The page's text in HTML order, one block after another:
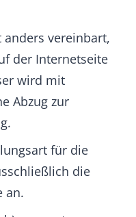
uns
das
mit Ihnen
vereinbart;
dieser
während
so haben Sie
zu zahlen,
zu